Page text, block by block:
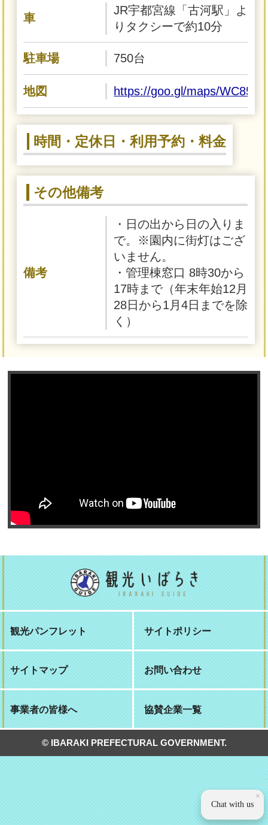
車
JR宇都宮線「古河駅」よ
りタクシーで約10分
駐車場 750台
地図 https://goo.gl/maps/
時間・定休日・利用予約・料金
その他備考
備考
・日の出から日の入りま
で。※園内に街灯はござ
いません。
・管理棟窓口 8時30から
17時まで（年末年始12月
28日から1月4日までを除
く）
観光パンフレット サイトポリシー
サイトマップ お問い合わせ
事業者の皆様へ 協賛企業一覧
© IBARAKI PREFECTURAL GOVERNMENT.
×
Chat with us